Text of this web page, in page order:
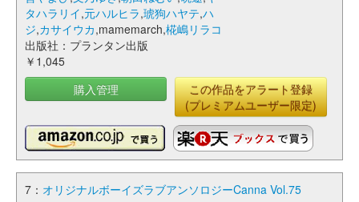
タハラリイ,元ハルヒラ,琥狗ハヤテ,ハ
ジ,カサイウカ,mamemarch,椛嶋リラコ
出版社：プランタン出版
￥1,045
購入管理
この作品をアラート登録
(プレミアムユーザー限定)
7： オリジナルボーイズラブアンソロジーCanna Vol.75